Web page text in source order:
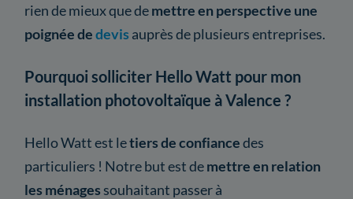
rien de mieux que demettre en perspective une
poignée dedevis auprès de plusieurs entreprises.
Pourquoi solliciter Hello Watt pour mon
installation photovoltaïque à Valence ?
Hello Watt est letiers de confiancedes
particuliers ! Notre but est demettre en relation
les ménages souhaitant passer à